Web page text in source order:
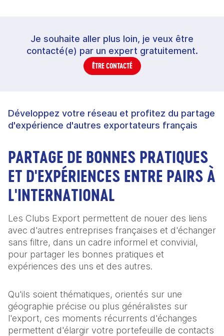
Je souhaite aller plus loin, je veux être
contacté(e) par un expert gratuitement.
ÊTRE CONTACTÉ
Développez votre réseau et profitez du partage
d'expérience d'autres exportateurs français
PARTAGE DE BONNES PRATIQUES
ET D'EXPÉRIENCES ENTRE PAIRS À
L'INTERNATIONAL
Les Clubs Export permettent de nouer des liens
avec d'autres entreprises françaises et d'échanger
sans filtre, dans un cadre informel et convivial,
pour partager les bonnes pratiques et
expériences des uns et des autres.
Qu'ils soient thématiques, orientés sur une
géographie précise ou plus généralistes sur
l'export, ces moments récurrents d'échanges
permettent d'élargir votre portefeuille de contacts